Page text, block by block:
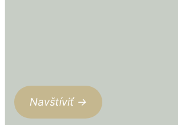
Navštíviť →